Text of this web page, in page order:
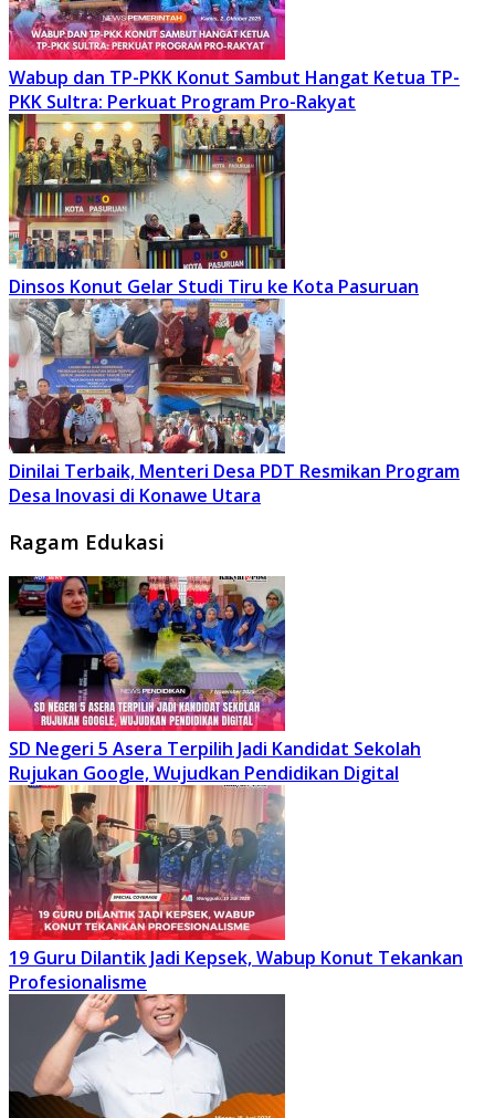
Wabup dan TP-PKK Konut Sambut Hangat Ketua TP-
PKK Sultra: Perkuat Program Pro-Rakyat
Dinsos Konut Gelar Studi Tiru ke Kota Pasuruan
Dinilai Terbaik, Menteri Desa PDT Resmikan Program
Desa Inovasi di Konawe Utara
Ragam Edukasi
SD Negeri 5 Asera Terpilih Jadi Kandidat Sekolah
Rujukan Google, Wujudkan Pendidikan Digital
19 Guru Dilantik Jadi Kepsek, Wabup Konut Tekankan
Profesionalisme